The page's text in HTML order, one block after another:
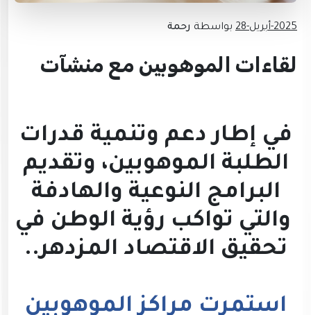
2025-أبريل-28 بواسطة رحمة
لقاءات الموهوبين مع منشآت
في إطار دعم وتنمية قدرات
الطلبة الموهوبين، وتقديم
البرامج النوعية والهادفة
والتي تواكب رؤية الوطن في
تحقيق الاقتصاد المزدهر..
استمرت مراكز الموهوبين